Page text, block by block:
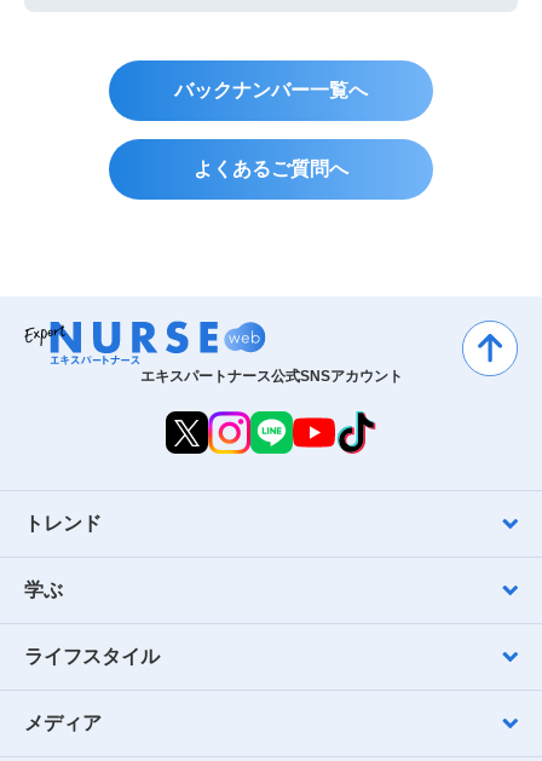
バックナンバー一覧へ
よくあるご質問へ
エキスパートナース公式SNSアカウント
トレンド
学ぶ
ライフスタイル
メディア